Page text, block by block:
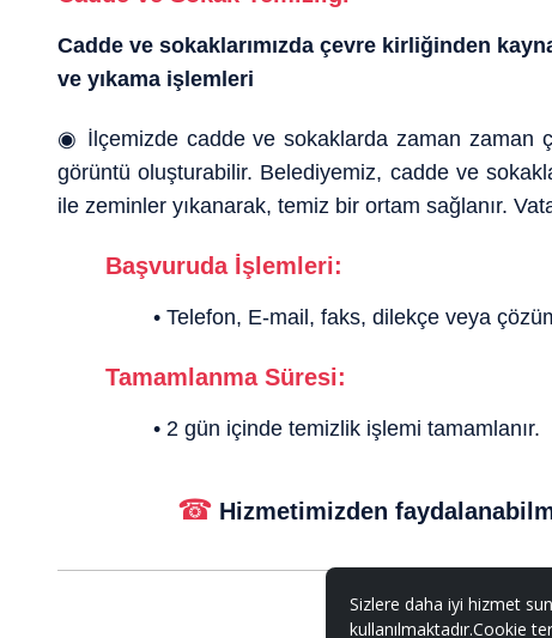
Cadde ve sokaklarımızda çevre kirliğinden
ve yıkama işlemleri
◉ İlçemizde cadde ve sokaklarda zaman zaman
görüntü oluşturabilir. Belediyemiz, cadde ve
ile zeminler yıkanarak, temiz bir ortam sağlanır.
Başvuruda İşlemleri:
• Telefon, E-mail, faks, dilekçe veya
Tamamlanma Süresi:
• 2 gün içinde temizlik işlemi tamamlanır.
☎ Hizmetimizden
Sizlere daha iyi hizmet
kullanılmaktadır.Cookie